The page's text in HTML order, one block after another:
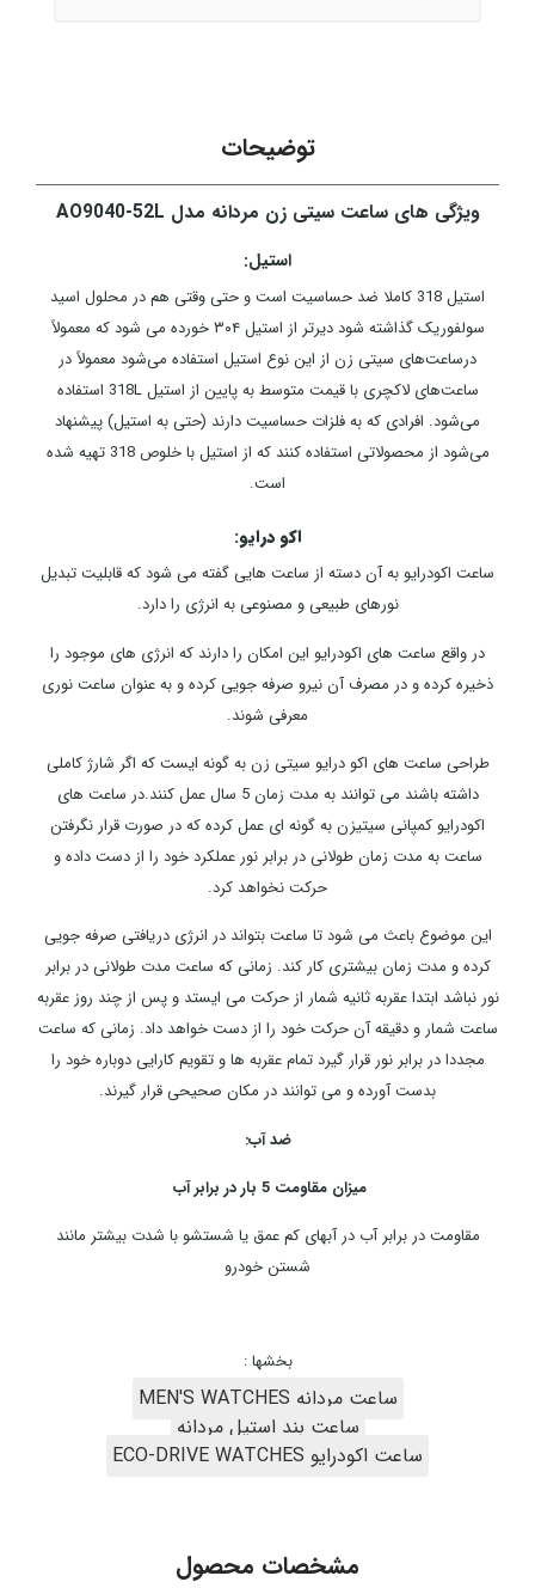
توضیحات
ویژگی های ساعت سیتی زن مردانه مدل AO9040-52L
استیل:
استیل 318 کاملا ضد حساسیت است و حتی وقتی هم در محلول اسید
سولفوریک گذاشته شود دیرتر از استیل ۳۰۴ خورده می شود که معمولاً
درساعت‌های سیتی زن از این نوع استیل استفاده می‌شود معمولاً در
ساعت‌های لاکچری با قیمت متوسط به پایین از استیل 318L استفاده
می‌شود. افرادی که به فلزات حساسیت دارند (حتی به استیل) پیشنهاد
می‌شود از محصولاتی استفاده کنند که از استیل با خلوص 318 تهیه شده
است.
اکو درایو:
ساعت اکودرایو به آن دسته از ساعت هایی گفته می شود که قابلیت تبدیل
نورهای طبیعی و مصنوعی به انرژی را دارد.
در واقع ساعت های اکودرایو این امکان را دارند که انرژی های موجود را
ذخیره کرده و در مصرف آن نیرو صرفه جویی کرده و به عنوان ساعت نوری
معرفی شوند.
طراحی ساعت های اکو درایو سیتی زن به گونه ایست که اگر شارژ کاملی
داشته باشند می توانند به مدت زمان 5 سال عمل کنند.در ساعت های
اکودرایو کمپانی سیتیزن به گونه ای عمل کرده که در صورت قرار نگرفتن
ساعت به مدت زمان طولانی در برابر نور عملکرد خود را از دست داده و
حرکت نخواهد کرد.
این موضوع باعث می شود تا ساعت بتواند در انرژی دریافتی صرفه جویی
کرده و مدت زمان بیشتری کار کند. زمانی که ساعت مدت طولانی در برابر
نور نباشد ابتدا عقربه ثانیه شمار از حرکت می ایستد و پس از چند روز عقربه
ساعت شمار و دقیقه آن حرکت خود را از دست خواهد داد. زمانی که ساعت
مجددا در برابر نور قرار گیرد تمام عقربه ها و تقویم کارایی دوباره خود را
بدست آورده و می توانند در مکان صحیحی قرار گیرند.
ضد آب:
میزان مقاومت 5 بار در برابر آب
مقاومت در برابر آب در آبهای کم عمق یا شستشو با شدت بیشتر مانند
شستن خودرو
بخشها :
ساعت مردانه MEN'S WATCHES
ساعت بند استیل مردانه
ساعت اکودرایو ECO-DRIVE WATCHES
مشخصات محصول